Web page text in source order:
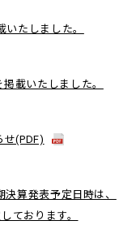
たしました。
載いたしました。
せ(PDF)
算発表予定日時は、
ております。